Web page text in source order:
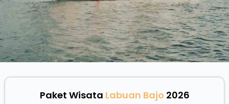
Paket Wisata Labuan Bajo 2026